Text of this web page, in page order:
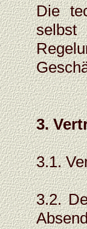
Die
selbst
3.
3.1.
3.2.